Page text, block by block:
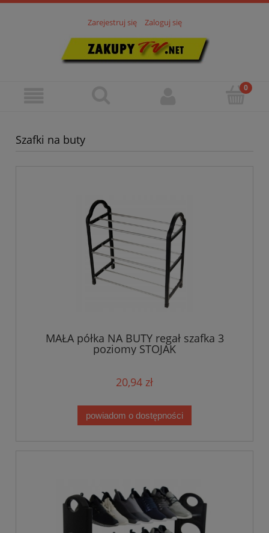
Zarejestruj się Zaloguj się
Szafki na buty
MAŁA półka NA BUTY regał szafka 3
poziomy STOJAK
20,94 zł
powiadom o dostępności